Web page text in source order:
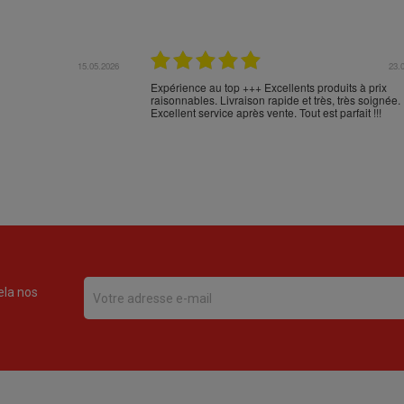
17.04.2026
Espagne et n'en
Comme d'habitude, excellent emballage, mais
aberrant de NOVA POST (versus FEDEX): Cabos de
Palos - Alicante - Barcelone - Milan - Nice - Monoblet
nos